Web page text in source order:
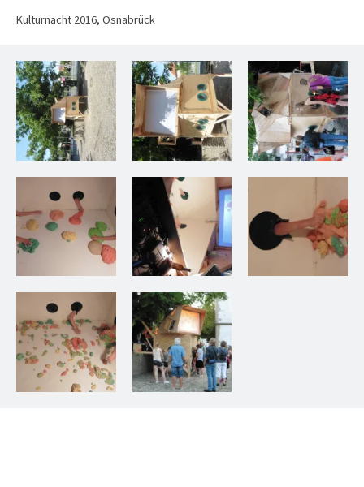
Kulturnacht 2016, Osnabrück